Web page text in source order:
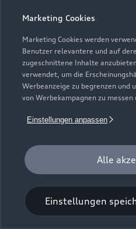
Universal-
Für einen glänzenden
Zur Audi Shopping World
Marketing Cookies
Marketing Cookies werden
Benutzer relevantere und auf
zugeschnittene Inhalte
verwendet, um die
Werbeanzeige zu begrenzen und
von Werbekampagnen zu messen
Einstellungen anpassen
Alle
Einstellungen